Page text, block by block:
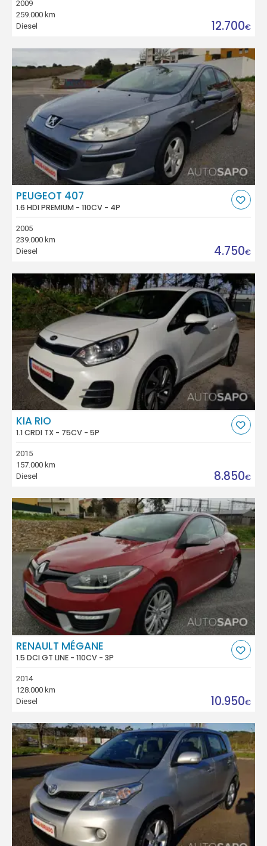
2009
259.000 km
Diesel
12.700€
PEUGEOT 407
1.6 HDI PREMIUM - 110CV - 4P
2005
239.000 km
Diesel
4.750€
KIA RIO
1.1 CRDI TX - 75CV - 5P
2015
157.000 km
Diesel
8.850€
RENAULT MÉGANE
1.5 DCI GT LINE - 110CV - 3P
2014
128.000 km
Diesel
10.950€